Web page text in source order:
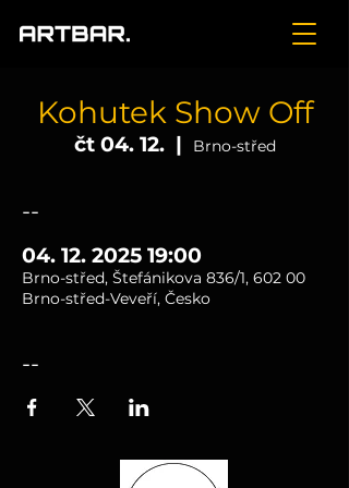
Kohutek Show Off
čt 04. 12.
  |
Brno-střed
--
04. 12. 2025 19:00
Brno-střed, Štefánikova 836/1, 602 00
Brno-střed-Veveří, Česko
--